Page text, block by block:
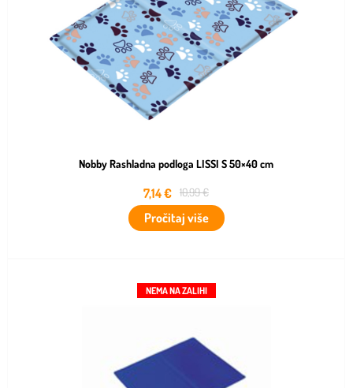
Nobby Rashladna podloga LISSI S 50×40 cm
10,99€
7,14€
Pročitaj više
NEMA NA ZALIHI